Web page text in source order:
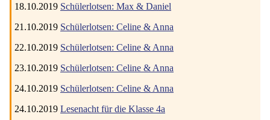
18.10.2019 Schülerlotsen: Max & Daniel
21.10.2019 Schülerlotsen: Celine & Anna
22.10.2019 Schülerlotsen: Celine & Anna
23.10.2019 Schülerlotsen: Celine & Anna
24.10.2019 Schülerlotsen: Celine & Anna
24.10.2019 Lesenacht für die Klasse 4a